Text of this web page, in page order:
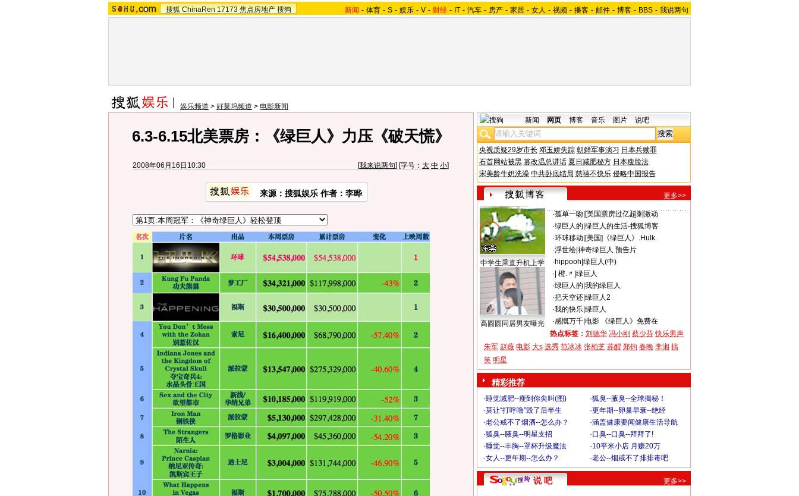
搜狐 ChinaRen 17173 焦点房地产 搜狗 新闻 - 体育 - S - 娱乐 - V - 财经 - IT - 汽车 - 房产 - 家居 - 女人 - 视频 - 播客 - 邮件 - 博客 - BBS - 我说两句
娱乐频道 > 好莱坞频道 > 电影新闻
6.3-6.15北美票房：《绿巨人》力压《破天慌》
2008年06月16日10:30 [我来说两句] [字号： 大 中 小]
来源：搜狐娱乐 作者：李晔
新闻 网页 博客 音乐 图片 说吧
央视质疑29岁市长 邓玉娇失踪 朝鲜军事演习 日本兵赎罪
石首网站被黑 篡改温总讲话 夏日减肥秘方 日本瘦脸法
宋美龄牛奶洗澡 中共卧底结局 慈禧不快乐 侵略中国报告
更多>>
中学生乘直升机上学
高圆圆同居男友曝光
·孤单一吻 [美国票房过亿超刺激动
·绿巨人的 绿巨人的生活-搜狐博客
·环球移动 [美国]《绿巨人》.Hulk.
·浮世绘| 神奇绿巨人 预告片
·hippooh 绿巨人(中)
· | 橙.〃 绿巨人
·绿巨人的 我的绿巨人
·把天空还| 绿巨人2
·我的快乐| 绿巨人
·感慨万千| 电影 《绿巨人》免费在
热点标签： 刘德华 冯小刚 蔡少芬 快乐男声
朱军 赵薇 电影 大s 选秀 范冰冰 张柏芝 苏醒 郑钧 春晚 李湘 搞
笑 明星
精彩推荐
·睡觉减肥--瘦到你尖叫(图) ·狐臭--腋臭--全球揭秘！
·莫让“打呼噜”毁了后半生 ·更年期--卵巢早衰--绝经
·老公戒不了烟酒--怎么办？ ·涵盖健康要闻健康生活导航
·狐臭--腋臭--明星支招 ·口臭--口臭--拜拜了!
·睡觉--丰胸--罩杯升级魔法 ·10平米小店 月赚20万
·女人--更年期--怎么办？ ·老公--烟戒不了排排毒吧
说 吧 更多>>